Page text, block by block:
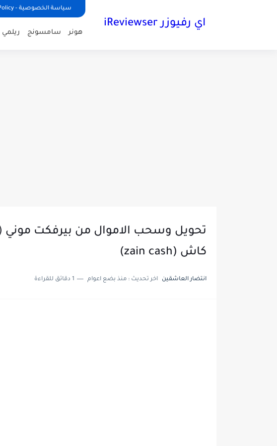
سياسة الخصوصية - Privacy Policy
اي رفيوزر iReviewser
هونر سامسونج ريلمي
كاش (zain cash)
انتضار العاشقين اخر تحديث : منذ بضع اعوام 1 دقائق للقراءة